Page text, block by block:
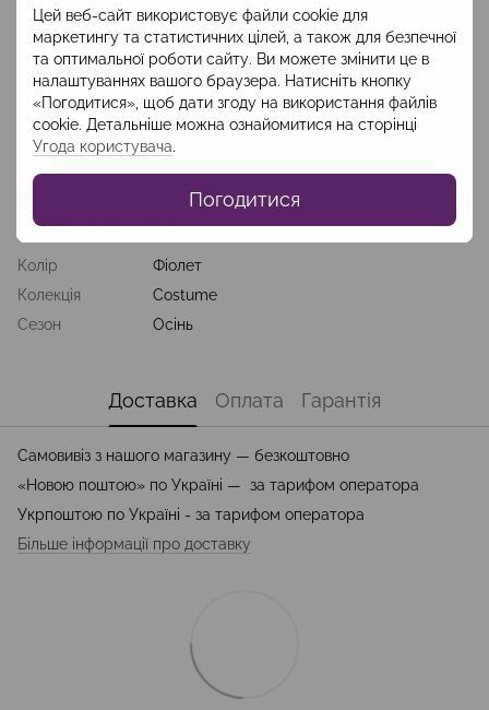
Цей веб-сайт використовує файли cookie для
маркетингу та статистичних цілей, а також для безпечної
та оптимальної роботи сайту. Ви можете змінити це в
налаштуваннях вашого браузера. Натисніть кнопку
«Погодитися», щоб дати згоду на використання файлів
cookie. Детальніше можна ознайомитися на сторінці
Угода користувача.
Погодитися
Елегантна та лаконічна сукня найкращим чином підкреслює
фігуру, зберігаючи при цьому стриманість і
консервативність. Відкритий, ефектний та широкий V-
подібний виріз, застібка-блискавка на спині, м’який
фіолетовий колір, спідниця нижче коліна. Сукня підійде і для
робочих буднів, і для корпоративів, і для святкових та
культурних подій.
Характеристики
Колір
Фіолет
Колекція
Costume
Сезон
Осінь
Доставка Оплата Гарантія
Самовивіз з нашого магазину — безкоштовно
«Новою поштою» по Україні — за тарифом оператора
Укрпоштою по Україні - за тарифом оператора
Більше інформації про доставку